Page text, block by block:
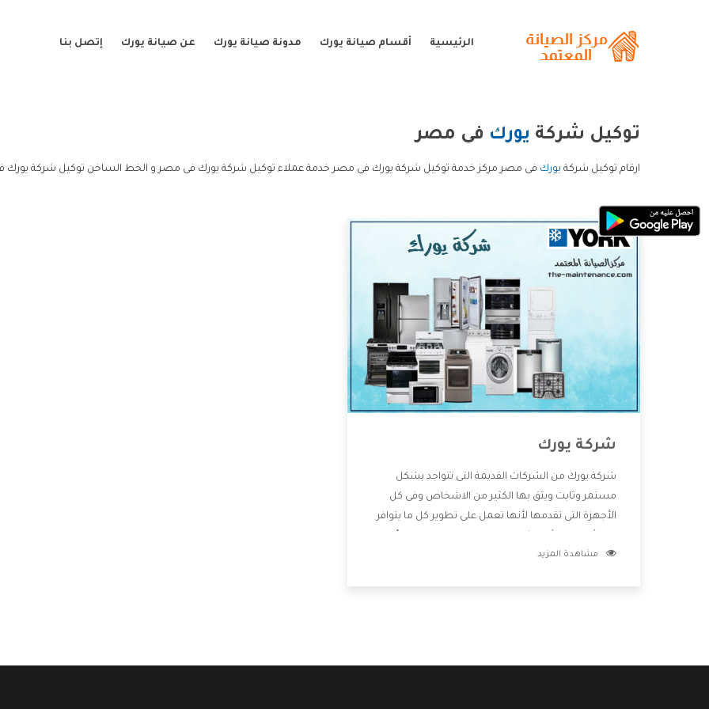
الرئيسية أقسام صيانة يورك مدونة صيانة يورك عن صيانة يورك إتصل بنا
توكيل شركة يورك فى مصر
ارقام توكيل شركة يورك فى مصر مركز خدمة توكيل شركة يورك فى مصر خدمة عملاء توكيل شركة يورك فى مصر و الخط الساخن توكيل شركة يورك
شركة يورك
شركة يورك من الشركات القديمة التى تتواجد بشكل
مستمر وثابت ويثق بها الكثير من الاشخاص وفى كل
الأجهزة التى تقدمها لأنها تعمل على تطوير كل ما يتوافر
خدمات ما بعد البيع مع المنتجات وتقدم للعملاء أقوى
مشاهدة المزيد